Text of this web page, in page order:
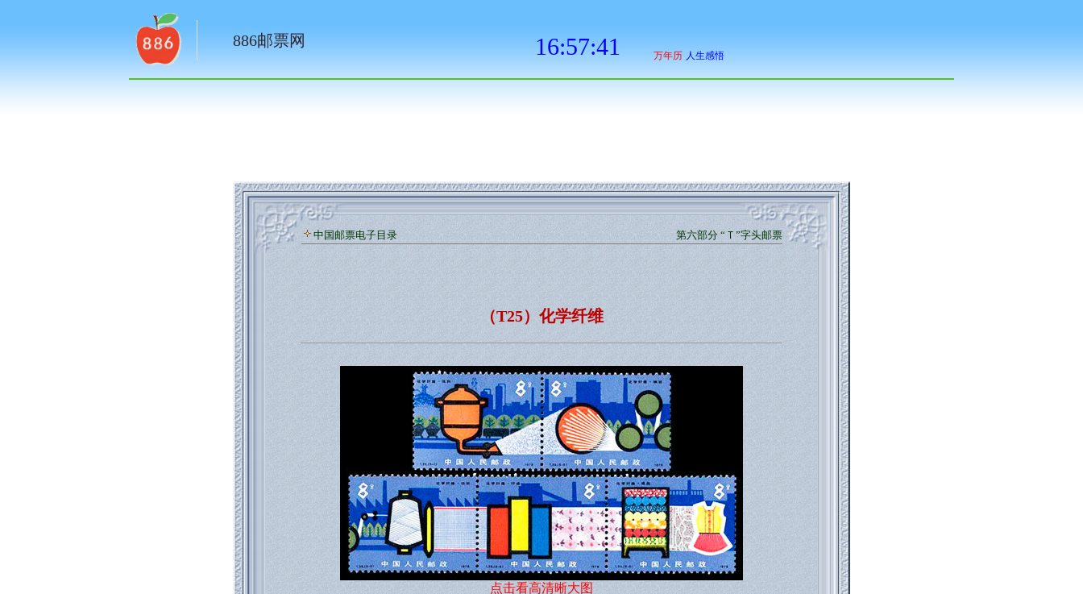
886邮票网
中国邮票电子目录 第六部分 “Ｔ”字头邮票
（T25）化学纤维
点击看高清晰大图